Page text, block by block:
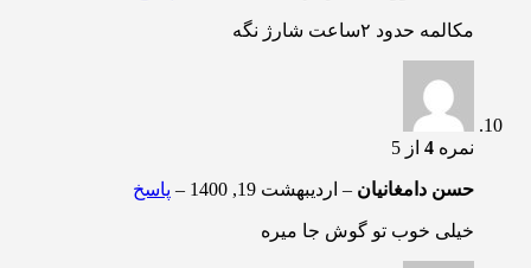
مکالمه حدود ۲ساعت شارژ نگه
نمره 4 از 5
حسن دامغانیان – اردیبهشت 19, 1400 – پاسخ
خیلی خوب تو گوش جا میره